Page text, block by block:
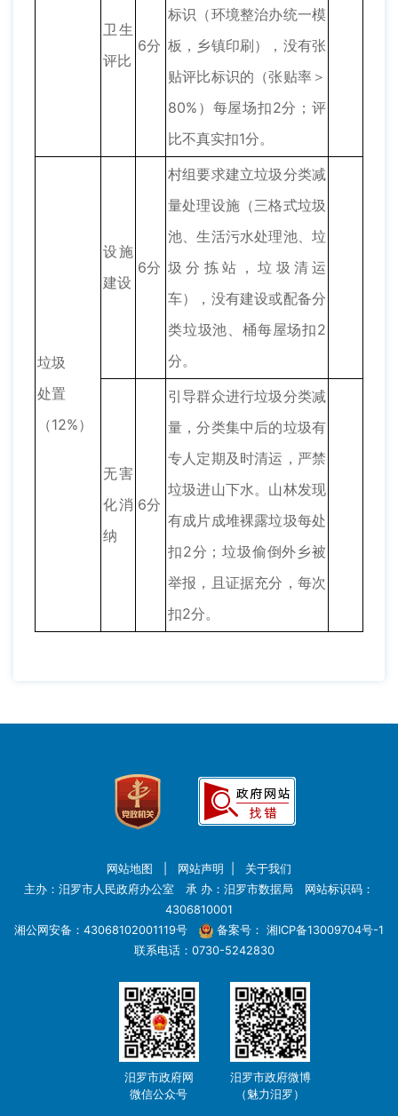
卫生
评比
6分
标识（环境整治办统一模
板，乡镇印刷），没有张
贴评比标识的（张贴率＞
80%）每屋场扣2分；评
比不真实扣1分。
垃圾
处置
（12%）
设施
建设
6分
村组要求建立垃圾分类减
量处理设施（三格式垃圾
池、生活污水处理池、垃
圾分拣站，垃圾清运
车），没有建设或配备分
类垃圾池、桶每屋场扣2
分。
无害
化消
纳
6分
引导群众进行垃圾分类减
量，分类集中后的垃圾有
专人定期及时清运，严禁
垃圾进山下水。山林发现
有成片成堆裸露垃圾每处
扣2分；垃圾偷倒外乡被
举报，且证据充分，每次
扣2分。
网站地图 网站声明
关于我们
主办：汨罗市人民政府办公室 承 办：汨罗市数据局 网站标识码：
4306810001
湘公网安备：43068102001119号
备案号： 湘ICP备13009704号-1
联系电话：0730-5242830
汨罗市政府网
微信公众号
汨罗市政府微博
（魅力汨罗）